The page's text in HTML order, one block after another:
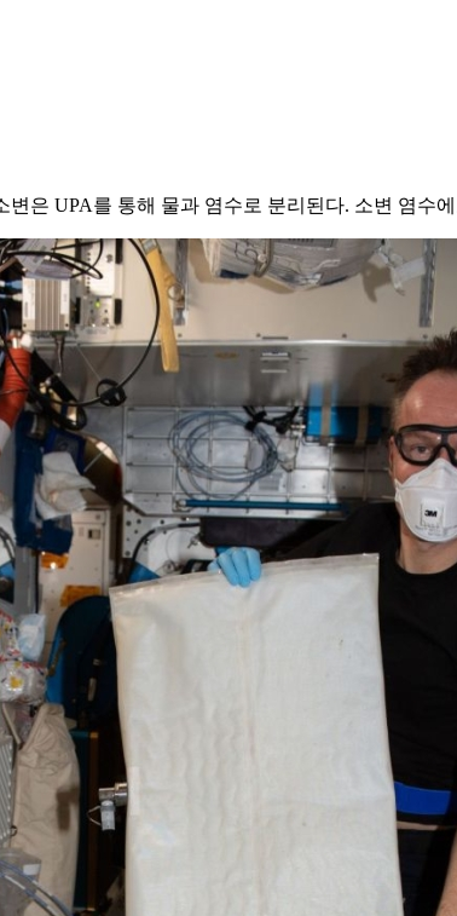
은 UPA를 통해 물과 염수로 분리된다. 소변 염수